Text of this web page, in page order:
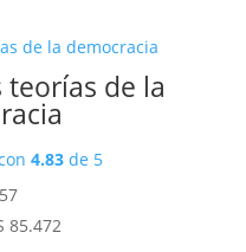
teorías de la
4.83de 5
85.472